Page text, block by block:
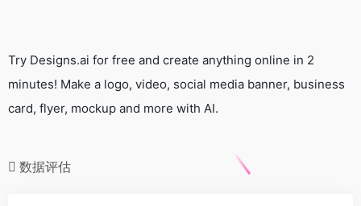
Try Designs.ai for free and create anything online in 2
minutes! Make a logo, video, social media banner, business
card, flyer, mockup and more with AI.
数据评估